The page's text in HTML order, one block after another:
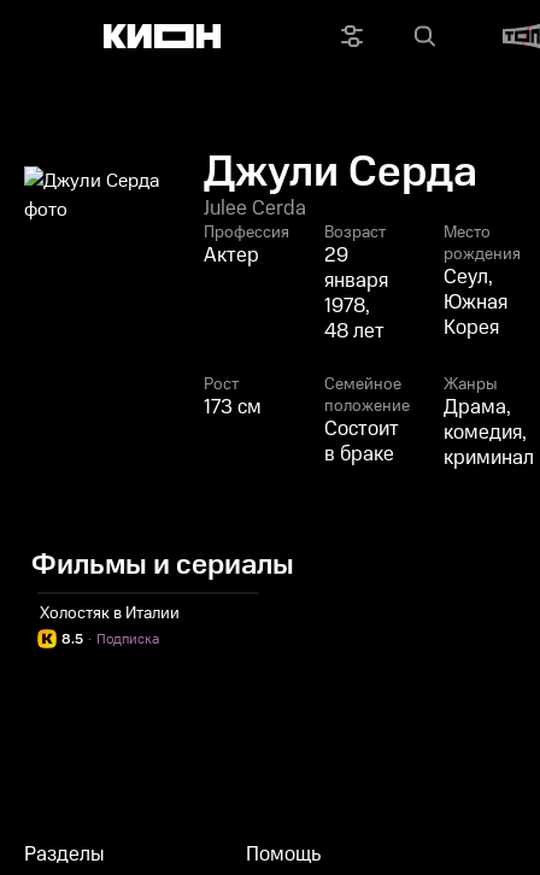
Джули Серда
Julee Cerda
Профессия
Актер
Возраст
29
января
1978,
48 лет
Место
рождения
Сеул,
Южная
Корея
Рост
173 см
Семейное
положение
Состоит
в браке
Жанры
Драма,
комедия,
криминал
Фильмы и сериалы
Холостяк в Италии
8.5 Подписка
·
Разделы Помощь